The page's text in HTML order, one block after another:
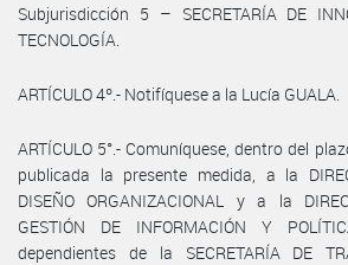
Subjurisdicción 5 – SECRETARÍA DE
TECNOLOGÍA.
ARTÍCULO 4º.- Notifíquese a la Lucía GUALA.
ARTÍCULO 5°.- Comuníquese, dentro del
publicada la presente medida, a la
DISEÑO ORGANIZACIONAL y a la
GESTIÓN DE INFORMACIÓN Y
dependientes de la SECRETARÍA DE